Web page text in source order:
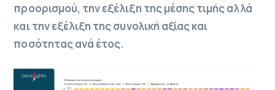
προορισμού, την εξέλιξη της μέσης τιμής αλλά
και την εξέλιξη της συνολική αξίας και
ποσότητας ανά έτος.